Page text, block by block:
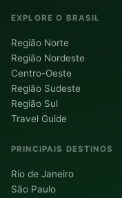
EXPLORE O BRASIL
Região Norte
Região Nordeste
Centro-Oeste
Região Sudeste
Região Sul
Travel Guide
PRINCIPAIS DESTINOS
Rio de Janeiro
São Paulo